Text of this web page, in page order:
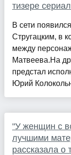
тизере
В сети
Стругацким, в
между
Матвеева.На
предстал
Юрий
"У женщин с
лучшими
рассказала о